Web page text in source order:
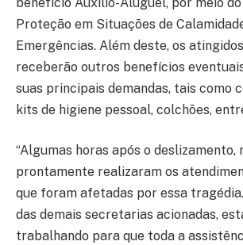
Proteção em Situações de
Emergências. Além deste, os
receberão outros benefícios
suas principais demandas, tais como
kits de higiene pessoal, colchões,
“Algumas horas após o deslizamento,
prontamente realizaram os
que foram afetadas por essa
das demais secretarias acionadas,
trabalhando para que toda a